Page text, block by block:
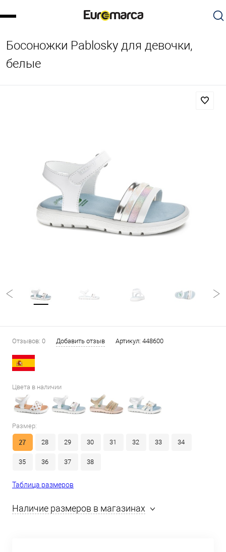
Босоножки Pablosky для девочки,
белые
Отзывов: 0 Добавить отзыв Артикул: 448600
Цвета в наличии
Размер:
27 28 29 30 31 32 33 34
35 36 37 38
Таблица размеров
Наличие размеров в магазинах